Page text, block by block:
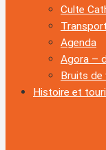
Culte
Agenda
Agora –
Bruits de
Histoire et